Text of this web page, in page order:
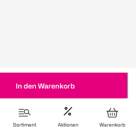
In den Warenkorb
Sortiment Aktionen Warenkorb